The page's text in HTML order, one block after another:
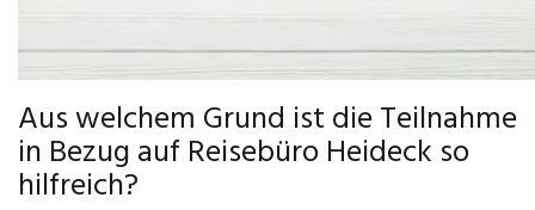
Aus welchem Grund ist die Teilnahme
in Bezug auf Reisebüro Heideck so
hilfreich?